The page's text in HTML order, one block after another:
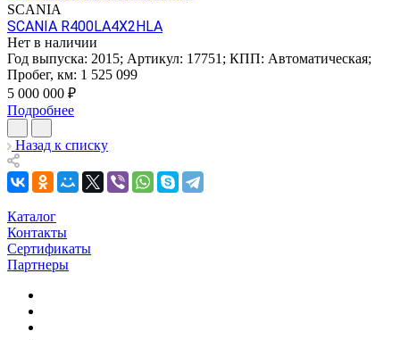
SCANIA
SCANIA R400LA4X2HLA
Нет в наличии
Год выпуска: 2015; Артикул: 17751 ; КПП: Автоматическая;
Пробег, км: 1 525 099
5 000 000 ₽
Подробнее
Назад к списку
Каталог
Контакты
Сертификаты
Партнеры